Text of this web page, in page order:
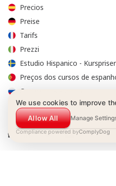
Precios
Preise
Tarifs
Prezzi
Estudio Hispanico - Kurspriser
Preços dos cursos de
Стоимость курсов
We use cookies to improve
Allow All
Manage
Compliance powered byComplyDog